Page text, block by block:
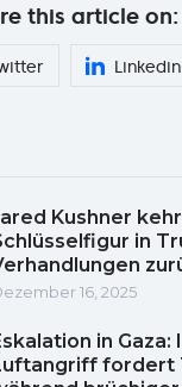
this article on:
Linkedin
Kushner
in
16, 2025
in Gaza:
fordert